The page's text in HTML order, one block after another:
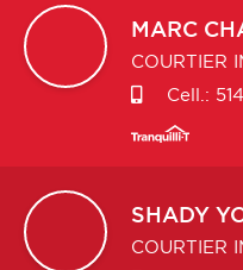
MARC
COURTIER
Cell.:
SHADY
COURTIER